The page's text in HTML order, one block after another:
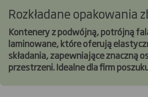
Rozkładane opakowania
Kontenery z podwójną, potrójną
laminowane, które oferują
składania, zapewniające znaczną
przestrzeni. Idealne dla firm
transportu.